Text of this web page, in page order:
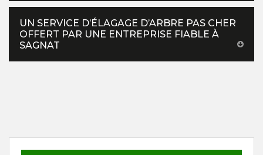
UN SERVICE D’ÉLAGAGE D’ARBRE PAS CHER
OFFERT PAR UNE ENTREPRISE FIABLE À
SAGNAT